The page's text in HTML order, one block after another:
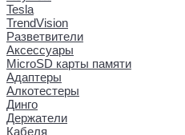
Tesla
TrendVision
Разветвители
Аксессуары
MicroSD карты памяти
Адаптеры
Алкотестеры
Динго
Держатели
Кабеля